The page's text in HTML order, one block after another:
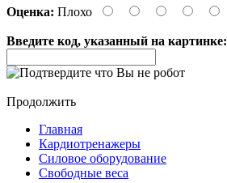
Оценка: Плохо
Введите код, указанный на картинке:
Продолжить
Главная
Кардиотренажеры
Силовое оборудование
Свободные веса